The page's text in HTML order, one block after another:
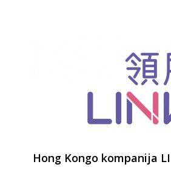
Hong Kongo kompanija